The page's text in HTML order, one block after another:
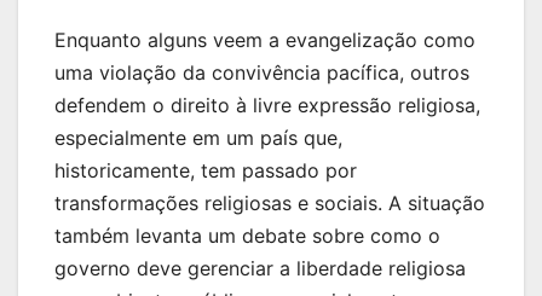
Enquanto alguns veem a evangelização como
uma violação da convivência pacífica, outros
defendem o direito à livre expressão religiosa,
especialmente em um país que,
historicamente, tem passado por
transformações religiosas e sociais. A situação
também levanta um debate sobre como o
governo deve gerenciar a liberdade religiosa